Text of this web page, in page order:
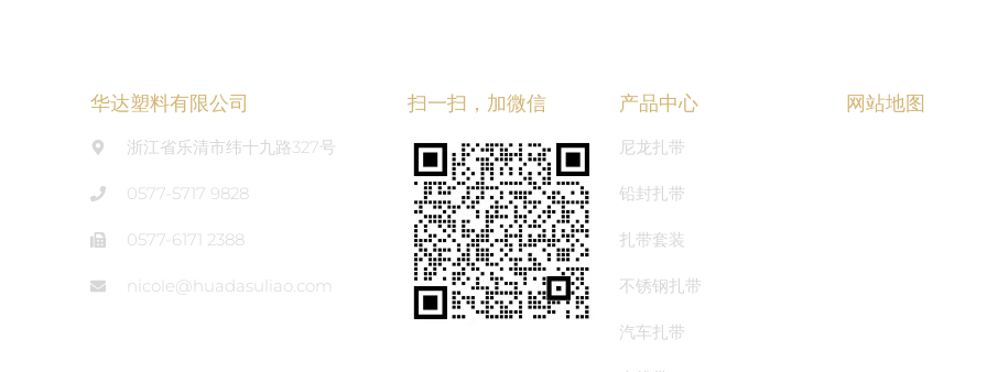
华达塑料有限公司
浙江省乐清市纬十九路327号
0577-5717 9828
0577-6171 2388
nicole@huadasuliao.com
扫一扫，加微信 产品中心
尼龙扎带
铅封扎带
扎带套装
不锈钢扎带
汽车扎带
网站地图